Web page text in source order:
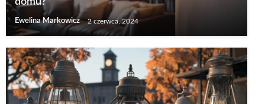
Ewelina Markowicz 2 czerwca, 2024